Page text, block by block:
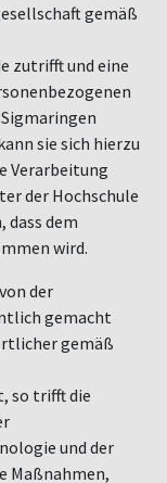
gemäß
zutrifft und eine
sie sich hierzu
Verarbeitung
der Hochschule
dass dem
wird.
der
gemacht
gemäß
so trifft die
und der
Maßnahmen,